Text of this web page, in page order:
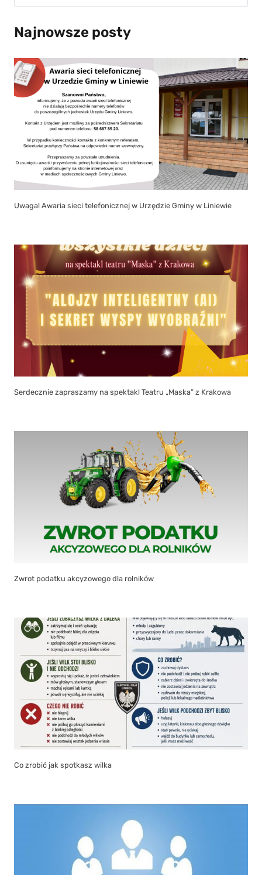
Najnowsze posty
Uwaga! Awaria sieci telefonicznej w Urzędzie Gminy w Liniewie
Serdecznie zapraszamy na spektakl Teatru „Maska” z Krakowa
Zwrot podatku akcyzowego dla rolników
Co zrobić jak spotkasz wilka